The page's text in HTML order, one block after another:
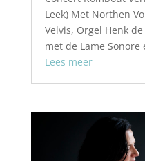
Leek) Met Northen
Velvis, Orgel Henk
met de Lame Sonore
Lees meer